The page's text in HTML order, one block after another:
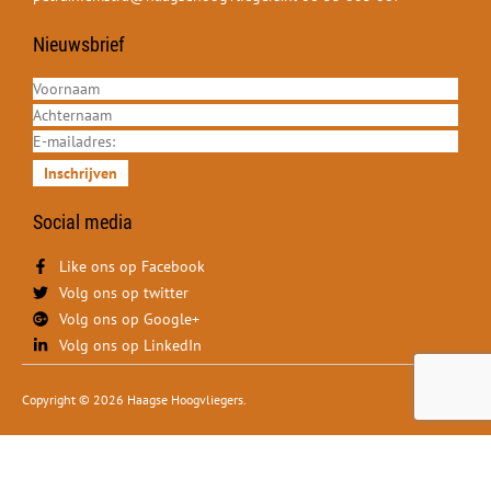
Nieuwsbrief
Inschrijven
Social media
Like ons op Facebook
Volg ons op twitter
Volg ons op Google+
Volg ons op LinkedIn
Copyright © 2026 Haagse Hoogvliegers.